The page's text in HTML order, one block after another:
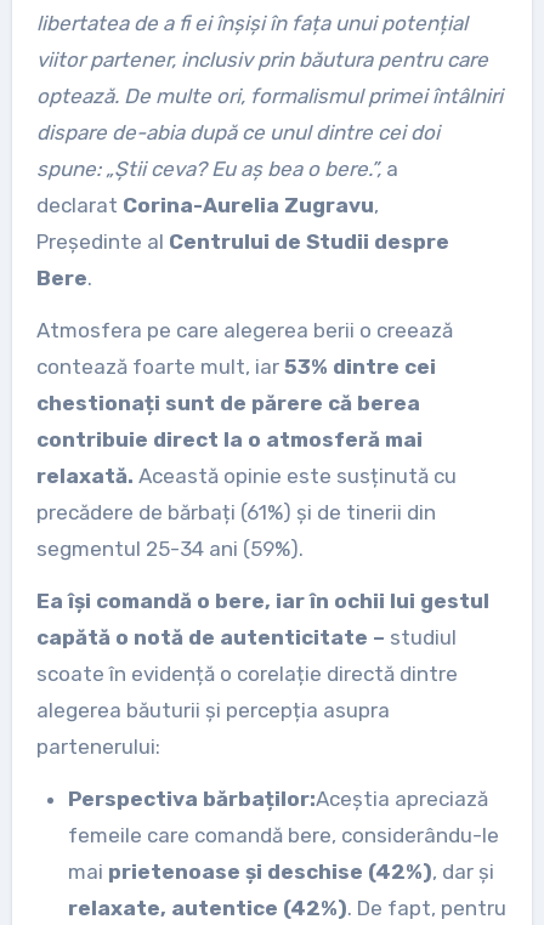
libertatea de a fi ei înșiși în fața unui potențial
viitor partener, inclusiv prin băutura pentru care
optează. De multe ori, formalismul primei întâlniri
dispare de-abia după ce unul dintre cei doi
spune: „Știi ceva? Eu aș bea o bere.”, a
declarat Corina-Aurelia Zugravu,
Președinte al Centrului de Studii despre
Bere.
Atmosfera pe care alegerea berii o creează
contează foarte mult, iar 53% dintre cei
chestionați sunt de părere că berea
contribuie direct la o atmosferă mai
relaxată. Această opinie este susținută cu
precădere de bărbați (61%) și de tinerii din
segmentul 25-34 ani (59%).
Ea își comandă o bere, iar în ochii lui gestul
capătă o notă de autenticitate – studiul
scoate în evidență o corelație directă dintre
alegerea băuturii și percepția asupra
partenerului:
Perspectiva bărbaților:Aceștia apreciază
femeile care comandă bere, considerându-le
mai prietenoase și deschise (42%), dar și
relaxate, autentice (42%). De fapt, pentru